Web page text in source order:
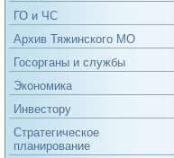
ГО и ЧС
Архив Тяжинского МО
Госорганы и службы
Экономика
Инвестору
Стратегическое
планирование